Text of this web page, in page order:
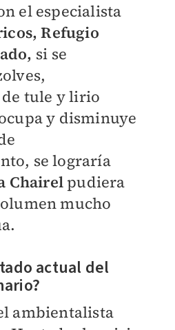
el especialista
Refugio
si se
tule y lirio
y disminuye
se lograría
Chairelpudiera
mucho
actual del
ambientalista